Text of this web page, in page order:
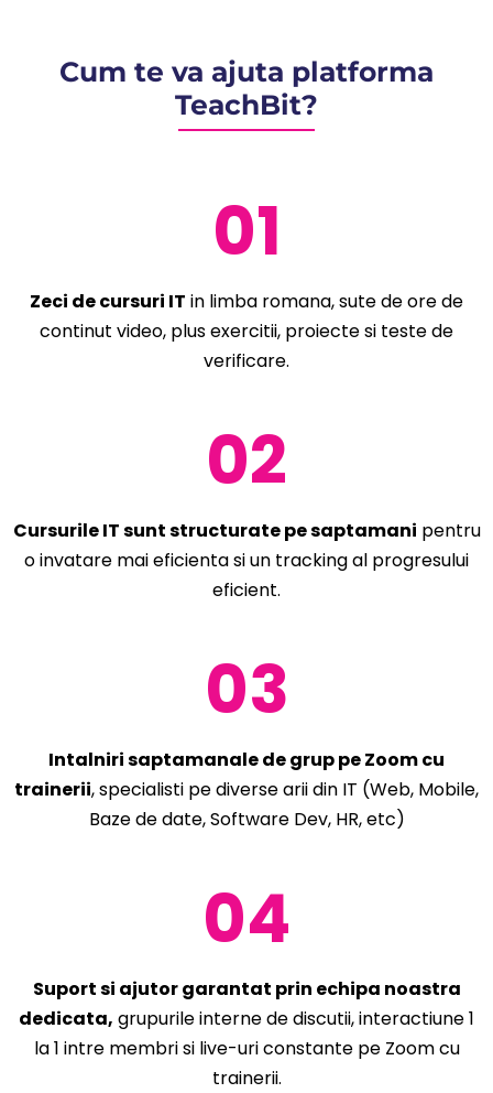
Cum te va ajuta platforma
TeachBit?
01
Zeci de cursuri IT in limba romana, sute de ore de
continut video, plus exercitii, proiecte si teste de
verificare.
02
Cursurile IT sunt structurate pe saptamani pentru
o invatare mai eficienta si un tracking al progresului
eficient.
03
Intalniri saptamanale de grup pe Zoom cu
trainerii,specialisti pe diverse arii din IT (Web, Mobile,
Baze de date, Software Dev, HR, etc)
04
Suport si ajutor garantat prin echipa noastra
dedicata, grupurile interne de discutii, interactiune 1
la 1 intre membri si live-uri constante pe Zoom cu
trainerii.